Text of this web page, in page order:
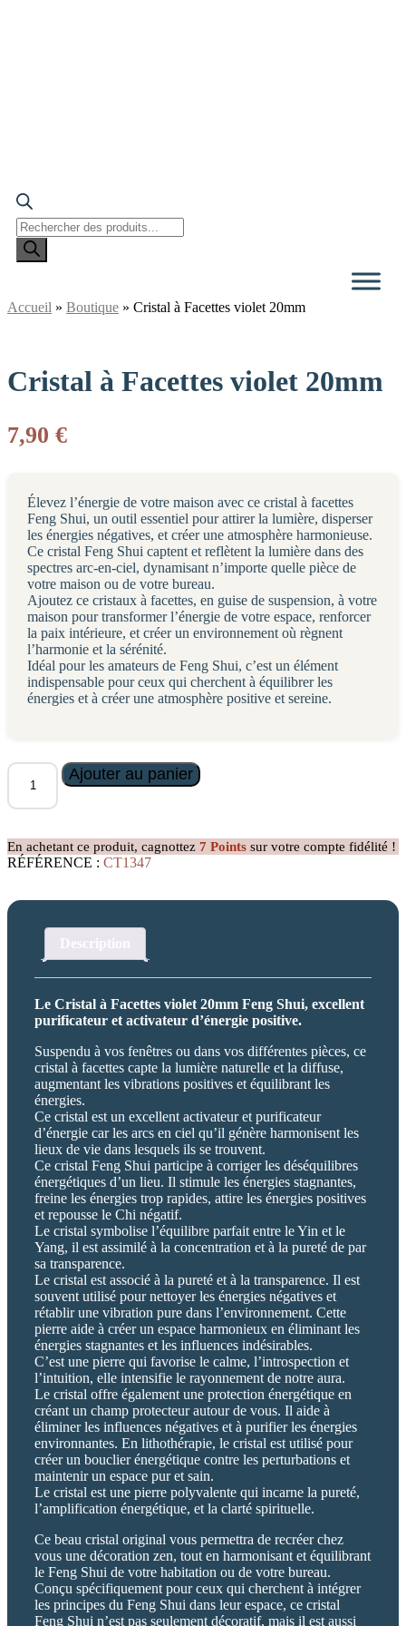
Recherche
de
Accueil » Boutique » Cristal à Facettes violet 20mm
Cristal à Facettes violet 20mm
7,90 €
Élevez l’énergie de votre maison avec ce cristal à facettes
Feng Shui, un outil essentiel pour attirer la lumière, disperser
les énergies négatives, et créer une atmosphère harmonieuse.
Ce cristal Feng Shui captent et reflètent la lumière dans des
spectres arc-en-ciel, dynamisant n’importe quelle pièce de
votre maison ou de votre bureau.
Ajoutez ce cristaux à facettes, en guise de suspension, à votre
maison pour transformer l’énergie de votre espace, renforcer
la paix intérieure, et créer un environnement où règnent
l’harmonie et la sérénité.
Idéal pour les amateurs de Feng Shui, c’est un élément
indispensable pour ceux qui cherchent à équilibrer les
énergies et à créer une atmosphère positive et sereine.
quantité
Cristal
violet
20mm
Ajouter au panier
En achetant ce produit, cagnottez 7 Points sur votre compte fidélité !
RÉFÉRENCE : CT1347
Description
Le Cristal à Facettes violet 20mm Feng Shui, excellent
purificateur et activateur d’énergie positive.
Suspendu à vos fenêtres ou dans vos différentes pièces, ce
cristal à facettes capte la lumière naturelle et la diffuse,
augmentant les vibrations positives et équilibrant les
énergies.
Ce cristal est un excellent activateur et purificateur
d’énergie car les arcs en ciel qu’il génère harmonisent les
lieux de vie dans lesquels ils se trouvent.
Ce cristal Feng Shui participe à corriger les déséquilibres
énergétiques d’un lieu. Il stimule les énergies stagnantes,
freine les énergies trop rapides, attire les énergies positives
et repousse le Chi négatif.
Le cristal symbolise l’équilibre parfait entre le Yin et le
Yang, il est assimilé à la concentration et à la pureté de par
sa transparence.
Le cristal est associé à la pureté et à la transparence. Il est
souvent utilisé pour nettoyer les énergies négatives et
rétablir une vibration pure dans l’environnement. Cette
pierre aide à créer un espace harmonieux en éliminant les
énergies stagnantes et les influences indésirables.
C’est une pierre qui favorise le calme, l’introspection et
l’intuition, elle intensifie le rayonnement de notre aura.
Le cristal offre également une protection énergétique en
créant un champ protecteur autour de vous. Il aide à
éliminer les influences négatives et à purifier les énergies
environnantes. En lithothérapie, le cristal est utilisé pour
créer un bouclier énergétique contre les perturbations et
maintenir un espace pur et sain.
Le cristal est une pierre polyvalente qui incarne la pureté,
l’amplification énergétique, et la clarté spirituelle.
Ce beau cristal original vous permettra de recréer chez
vous une décoration zen, tout en harmonisant et équilibrant
le Feng Shui de votre habitation ou de votre bureau.
Conçu spécifiquement pour ceux qui cherchent à intégrer
les principes du Feng Shui dans leur espace, ce cristal
Feng Shui n’est pas seulement décoratif, mais il est aussi